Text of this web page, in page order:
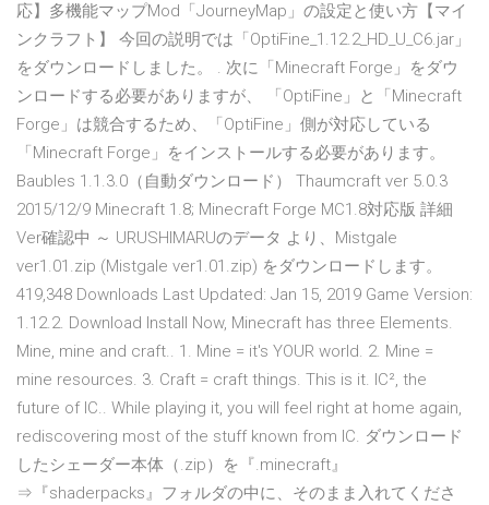
応】多機能マップMod「JourneyMap」の設定と使い方【マイ
ンクラフト】 今回の説明では「OptiFine_1.12.2_HD_U_C6.jar」
をダウンロードしました。 . 次に「Minecraft Forge」をダウ
ンロードする必要がありますが、 「OptiFine」と「Minecraft
Forge」は競合するため、「OptiFine」側が対応している
「Minecraft Forge」をインストールする必要があります。
Baubles 1.1.3.0（自動ダウンロード） Thaumcraft ver 5.0.3
2015/12/9 Minecraft 1.8; Minecraft Forge MC1.8対応版 詳細
Ver確認中 ～ URUSHIMARUのデータ より、Mistgale
ver1.01.zip (Mistgale ver1.01.zip) をダウンロードします。
419,348 Downloads Last Updated: Jan 15, 2019 Game Version:
1.12.2. Download Install Now, Minecraft has three Elements.
Mine, mine and craft.. 1. Mine = it's YOUR world. 2. Mine =
mine resources. 3. Craft = craft things. This is it. IC², the
future of IC.. While playing it, you will feel right at home again,
rediscovering most of the stuff known from IC. ダウンロード
したシェーダー本体（.zip）を『.minecraft』
⇒『shaderpacks』フォルダの中に、そのまま入れてくださ